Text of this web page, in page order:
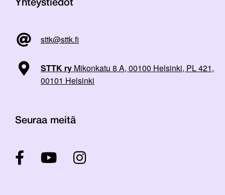
Yhteystiedot
sttk@sttk.fi
STTK ry Mikonkatu 8 A, 00100 Helsinki, PL 421,
00101 Helsinki
Seuraa meitä